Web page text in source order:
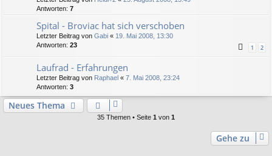
Antworten: 7
Spital - Broviac hat sich verschoben
Letzter Beitrag von Gabi « 19. Mai 2008, 13:30
Antworten: 23 1 2
Laufrad - Erfahrungen
Letzter Beitrag von Raphael « 7. Mai 2008, 23:24
Antworten: 3
Neues Thema
35 Themen • Seite 1 von 1
Gehe zu